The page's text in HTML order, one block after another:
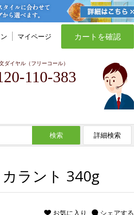
マイページ カートを確認
ダイヤル（フリーコール）
110-383
検索 詳細検索
ラント 340g
シェアする
お気に入り